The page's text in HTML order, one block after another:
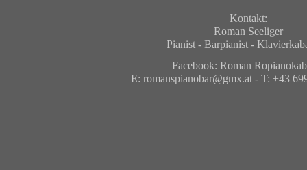
Kontakt:
Roman Seeliger
Pianist - Barpianist -
Facebook: Roman
E: romanspianobar@gmx.at - T: +43